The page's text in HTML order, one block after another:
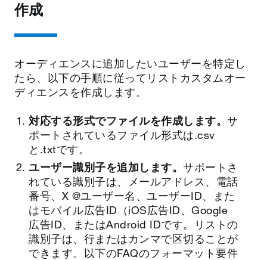
作成
オーディエンスに追加したいユーザーを特定し
たら、以下の手順に従ってリストカスタムオー
ディエンスを作成します。
対応する形式でファイルを作成します。 サ
ポートされているファイル形式は.csv
と.txtです。
ユーザー識別子を追加します。 サポートさ
れている識別子は、メールアドレス、電話
番号、X @ユーザー名、ユーザーID、また
はモバイル広告ID（iOS広告ID、Google
広告ID、またはAndroid IDです。リストの
識別子は、行またはカンマで区切ることが
できます。以下のFAQのフォーマット要件